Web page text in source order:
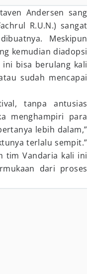
Andersen sang
R.U.N.) sangat
Meskipun
kemudian diadopsi
ini bisa berulang kali
sudah mencapai
tanpa antusias
menghampiri para
lebih dalam,”
terlalu sempit.”
tim Vandaria kali ini
dari proses